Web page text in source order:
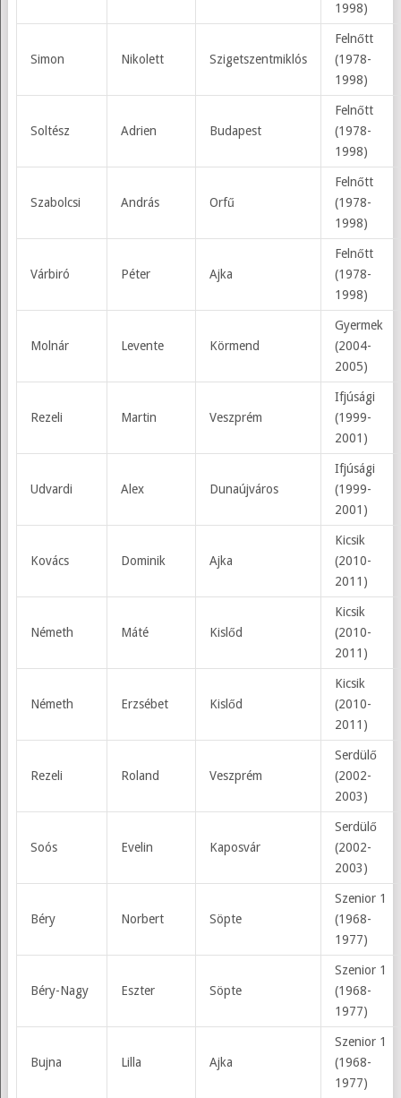
1998)
Simon Nikolett Szigetszentmiklós
Felnőtt
(1978-
1998)
Soltész Adrien Budapest
Felnőtt
(1978-
1998)
Szabolcsi András Orfű
Felnőtt
(1978-
1998)
Várbiró Péter Ajka
Felnőtt
(1978-
1998)
Molnár Levente Körmend
Gyermek
(2004-
2005)
Rezeli Martin Veszprém
Ifjúsági
(1999-
2001)
Udvardi Alex Dunaújváros
Ifjúsági
(1999-
2001)
Kovács Dominik Ajka
Kicsik
(2010-
2011)
Németh Máté Kislőd
Kicsik
(2010-
2011)
Németh Erzsébet Kislőd
Kicsik
(2010-
2011)
Rezeli Roland Veszprém
Serdülő
(2002-
2003)
Soós Evelin Kaposvár
Serdülő
(2002-
2003)
Béry Norbert Söpte
Szenior 1
(1968-
1977)
Béry-Nagy Eszter Söpte
Szenior 1
(1968-
1977)
Bujna Lilla Ajka
Szenior 1
(1968-
1977)